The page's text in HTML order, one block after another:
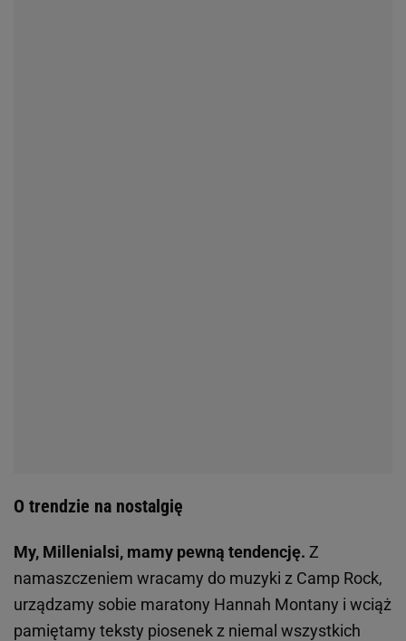
O trendzie na nostalgię
My, Millenialsi, mamy pewną tendencję. Z
namaszczeniem wracamy do muzyki z Camp Rock,
urządzamy sobie maratony Hannah Montany i wciąż
pamiętamy teksty piosenek z niemal wszystkich